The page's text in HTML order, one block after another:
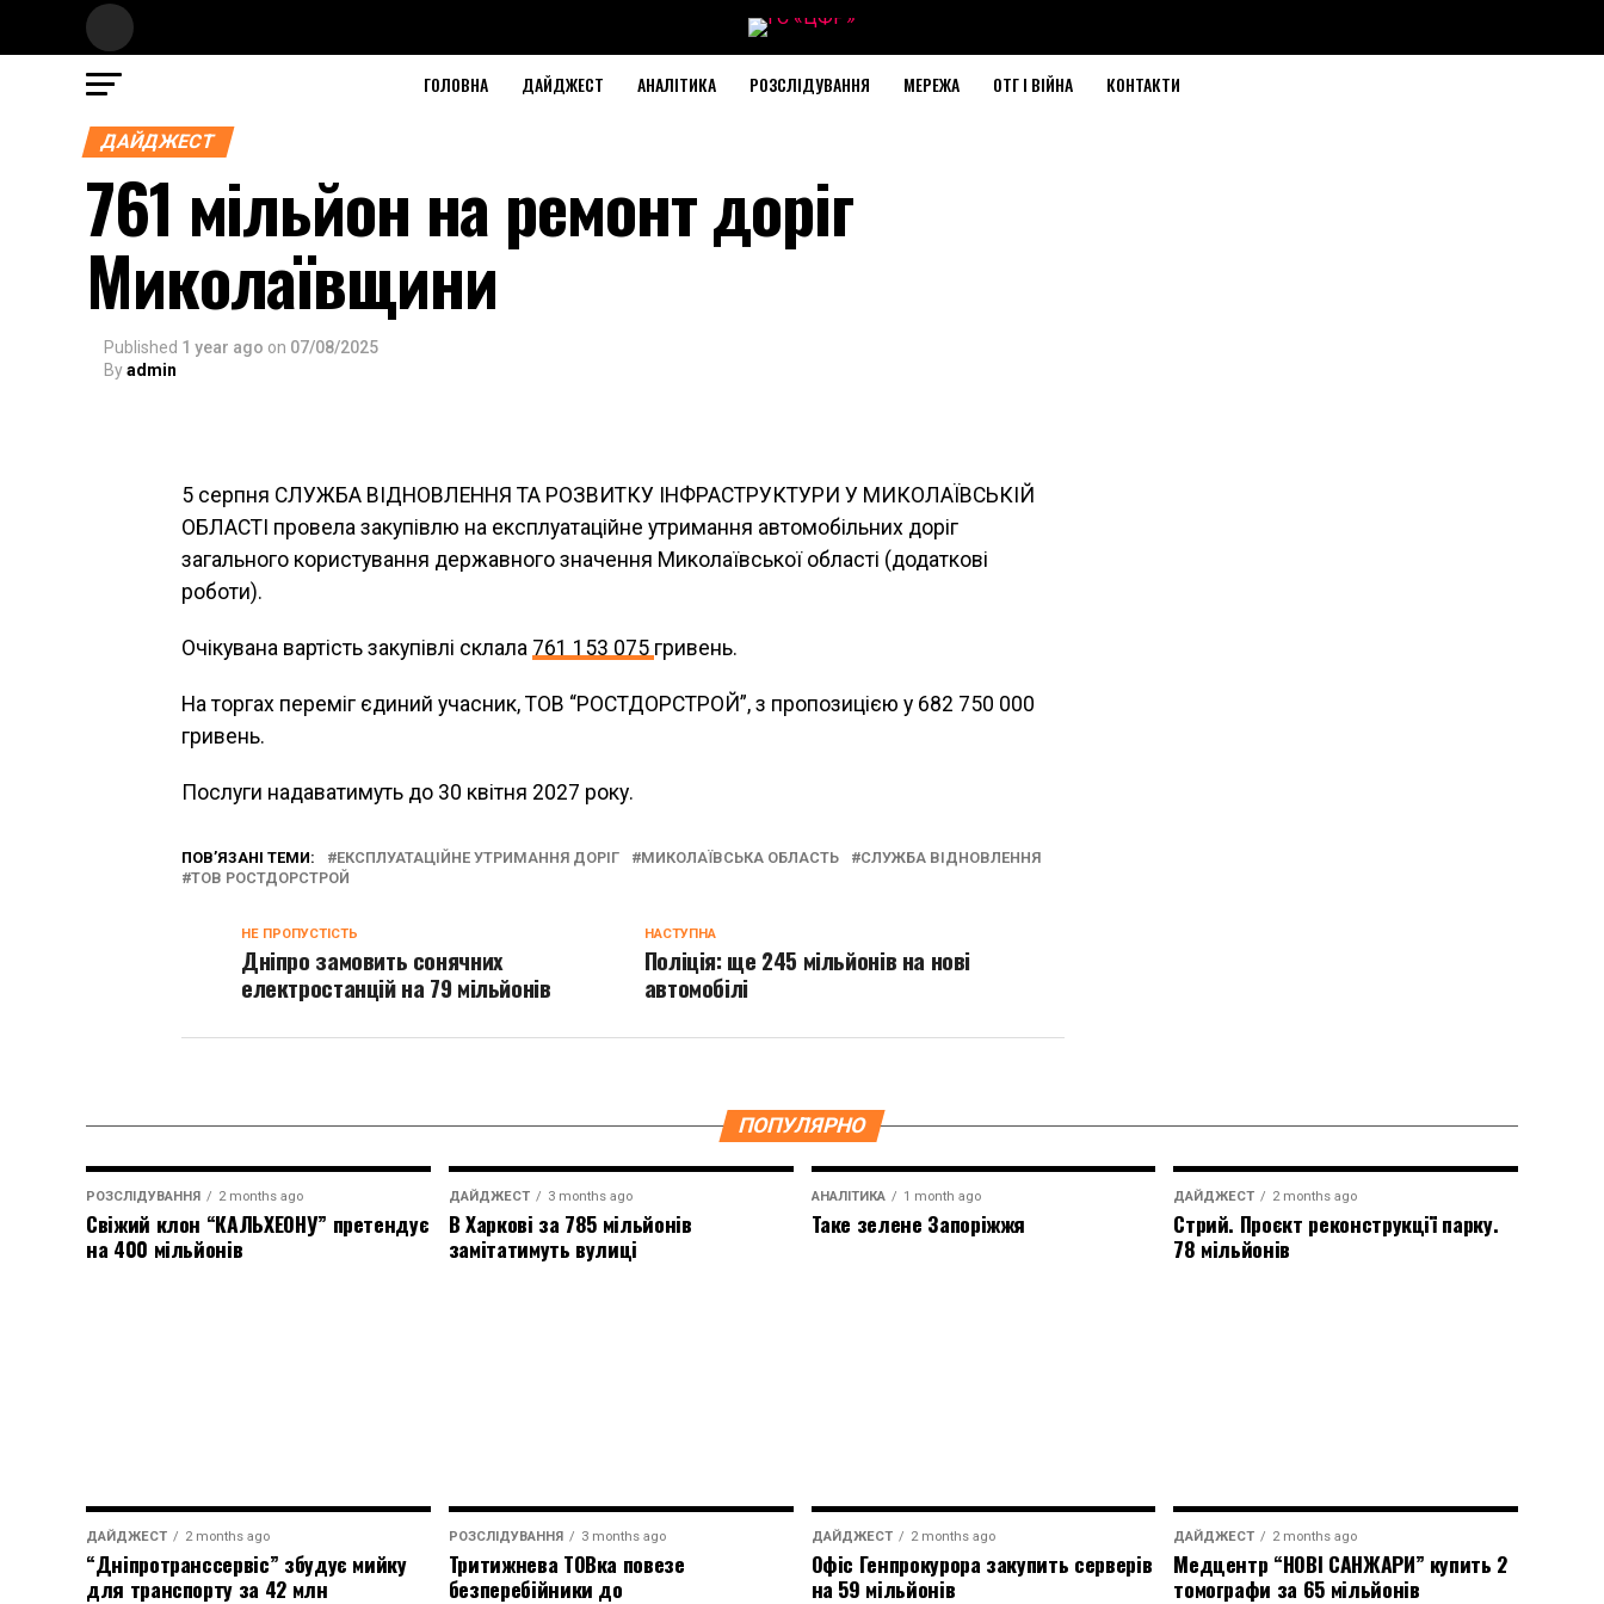
ГОЛОВНА ДАЙДЖЕСТ АНАЛІТИКА РОЗСЛІДУВАННЯ МЕРЕЖА ОТГ І ВІЙНА КОНТАКТИ
ДАЙДЖЕСТ
761 мільйон на ремонт доріг
Миколаївщини
Published 1 year ago on 07/08/2025
Byadmin
5 серпня СЛУЖБА ВІДНОВЛЕННЯ ТА РОЗВИТКУ ІНФРАСТРУКТУРИ У МИКОЛАЇВСЬКІЙ
ОБЛАСТІ провела закупівлю на експлуатаційне утримання автомобільних доріг
загального користування державного значення Миколаївської області (додаткові
роботи).
Очікувана вартість закупівлі склала 761 153 075 гривень.
На торгах переміг єдиний учасник, ТОВ “РОСТДОРСТРОЙ”, з пропозицією у 682 750 000
гривень.
Послуги надаватимуть до 30 квітня 2027 року.
ПОВ’ЯЗАНІ ТЕМИ: ЕКСПЛУАТАЦІЙНЕ УТРИМАННЯ ДОРІГ МИКОЛАЇВСЬКА ОБЛАСТЬ
СЛУЖБА ВІДНОВЛЕННЯ
ТОВ РОСТДОРСТРОЙ
НАСТУПНА
Поліція: ще 245 мільйонів на нові
автомобілі
НЕ ПРОПУСТІСТЬ
Дніпро замовить сонячних
електростанцій на 79 мільйонів
ПОПУЛЯРНО
РОЗСЛІДУВАННЯ 2 months ago
Свіжий клон “КАЛЬХЕОНУ” претендує
на 400 мільйонів
ДАЙДЖЕСТ 3 months ago
В Харкові за 785 мільйонів
замітатимуть вулиці
АНАЛІТИКА 1 month ago
Таке зелене Запоріжжя
ДАЙДЖЕСТ 2 months ago
Стрий. Проєкт реконструкції парку.
78 мільйонів
ДАЙДЖЕСТ 2 months ago
“Дніпротранссервіс” збудує мийку
для транспорту за 42 млн
РОЗСЛІДУВАННЯ 3 months ago
Тритижнева ТОВка повезе
безперебійники до
ДАЙДЖЕСТ 2 months ago
Офіс Генпрокурора закупить серверів
на 59 мільйонів
ДАЙДЖЕСТ 2 months ago
Медцентр “НОВІ САНЖАРИ” купить 2
томографи за 65 мільйонів